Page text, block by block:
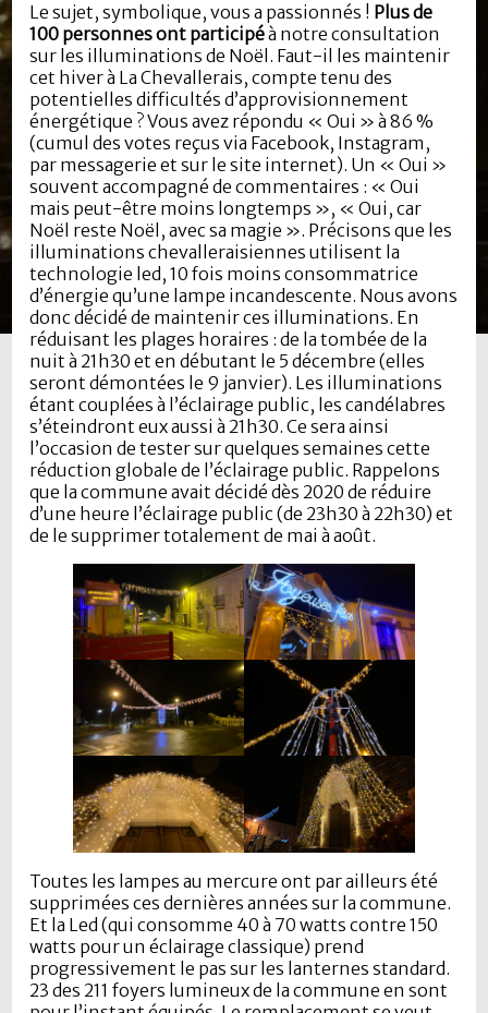
Le sujet, symbolique, vous a passionnés ! Plus de
100 personnes ont participéà notre consultation
sur les illuminations de Noël. Faut-il les maintenir
cet hiver à La Chevallerais, compte tenu des
potentielles difficultés d’approvisionnement
énergétique ? Vous avez répondu « Oui » à 86 %
(cumul des votes reçus via Facebook, Instagram,
par messagerie et sur le site internet). Un « Oui »
souvent accompagné de commentaires : « Oui
mais peut-être moins longtemps », « Oui, car
Noël reste Noël, avec sa magie ». Précisons que les
illuminations chevalleraisiennes utilisent la
technologie led, 10 fois moins consommatrice
d’énergie qu’une lampe incandescente. Nous avons
donc décidé de maintenir ces illuminations. En
réduisant les plages horaires : de la tombée de la
nuit à 21h30 et en débutant le 5 décembre (elles
seront démontées le 9 janvier). Les illuminations
étant couplées à l’éclairage public, les candélabres
s’éteindront eux aussi à 21h30. Ce sera ainsi
l’occasion de tester sur quelques semaines cette
réduction globale de l’éclairage public. Rappelons
que la commune avait décidé dès 2020 de réduire
d’une heure l’éclairage public (de 23h30 à 22h30) et
de le supprimer totalement de mai à août.
Toutes les lampes au mercure ont par ailleurs été
supprimées ces dernières années sur la commune.
Et la Led (qui consomme 40 à 70 watts contre 150
watts pour un éclairage classique) prend
progressivement le pas sur les lanternes standard.
23 des 211 foyers lumineux de la commune en sont